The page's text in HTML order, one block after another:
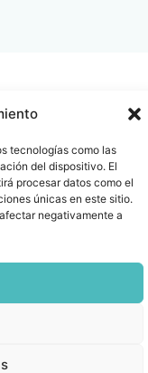
tecnologías como las
del dispositivo. El
procesar datos como el
únicas en este sitio.
negativamente a